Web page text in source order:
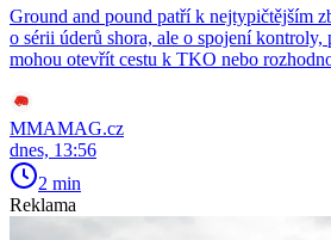
Ground and pound patří k nejtypičtějším
o sérii úderů shora, ale o spojení kontroly,
mohou otevřít cestu k TKO nebo
MMAMAG.cz
dnes, 13:56
2 min
Reklama